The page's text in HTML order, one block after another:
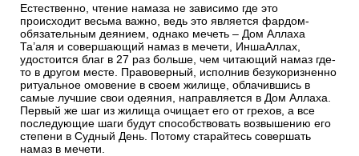
Естественно, чтение намаза не зависимо где это
происходит весьма важно, ведь это является фардом-
обязательным деянием, однако мечеть – Дом Аллаха
Та’аля и совершающий намаз в мечети, ИншаАллах,
удостоится благ в 27 раз больше, чем читающий намаз где-
то в другом месте. Правоверный, исполнив безукоризненно
ритуальное омовение в своем жилище, облачившись в
самые лучшие свои одеяния, направляется в Дом Аллаха.
Первый же шаг из жилища очищает его от грехов, а все
последующие шаги будут способствовать возвышению его
степени в Судный День. Потому старайтесь совершать
намаз в мечети.